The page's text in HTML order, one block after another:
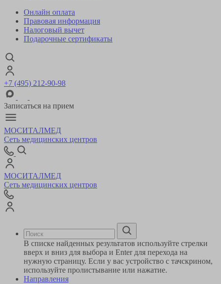
Онлайн оплата
Правовая информация
Налоговый вычет
Подарочные сертификаты
+7 (495) 212-90-98
Записаться на прием
МОСИТАЛМЕД
Сеть медицинских центров
МОСИТАЛМЕД
Сеть медицинских центров
В списке найденных результатов используйте стрелки
вверх и вниз для выбора и Enter для перехода на
нужную страницу. Если у вас устройство с тачскрином,
используйте пролистывание или нажатие.
Направления